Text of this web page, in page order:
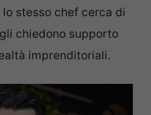
lo stesso chef cerca di
chiedono supporto
imprenditoriali.